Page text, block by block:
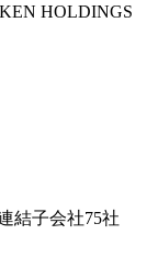
HOLDINGS
結子会社75社